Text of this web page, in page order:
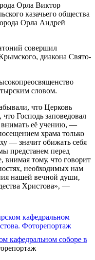
Орла Виктор
казачьего общества
Орла Андрей
совершил
диакона Свято-
словом.
что Церковь
Господь заповедовал
внимать её учению, —
храма только
— значит обижать себя
предстанем перед
внимая тому, что говорит
необходимых нам
нашей вечной души,
Христова», —
кафедральном соборе в